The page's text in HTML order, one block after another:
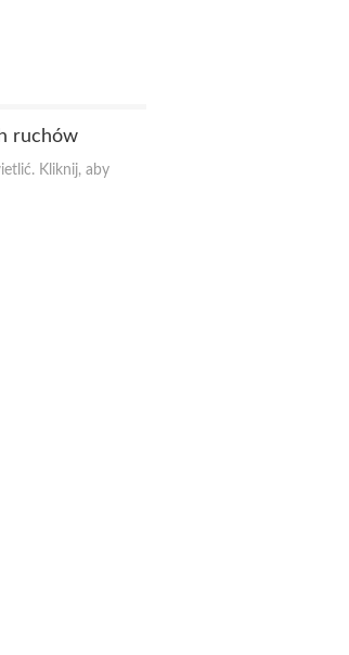
ruchów
Kliknij, aby